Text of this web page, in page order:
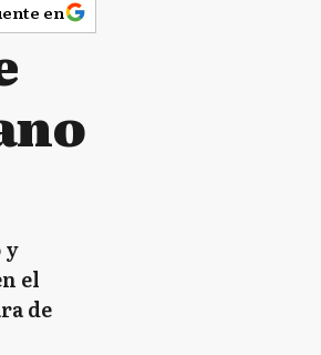
en
y
el
de